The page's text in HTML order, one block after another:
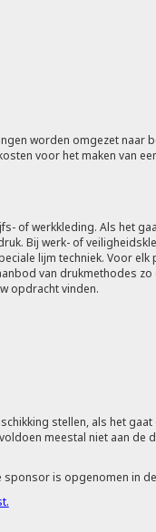
worden omgezet naar
voor het maken van
of werkkleding. Als het
Bij werk- of
lijm techniek. Voor elk
van drukmethodes
opdracht vinden.
stellen, als het
meestal niet aan de
is opgenomen in